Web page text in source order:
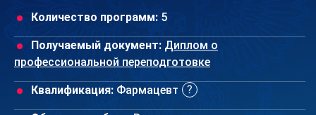
Количество программ: 5
Получаемый документ: Диплом о
профессиональной переподготовке
Квалификация: Фармацевт